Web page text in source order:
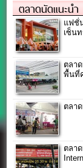
ตลาดนัดแนะนำ
แฟชั่
เซ็น
ตลา
พื้นที่
ตลา
ตลา